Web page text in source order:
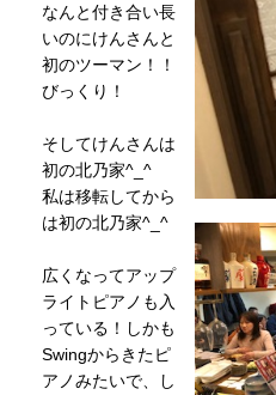
なんと付き合い長
いのにけんさんと
初のツーマン！！
びっくり！
そしてけんさんは
初の北乃家^_^
私は移転してから
は初の北乃家^_^
広くなってアップ
ライトピアノも入
っている！しかも
Swingからきたピ
アノみたいで、し